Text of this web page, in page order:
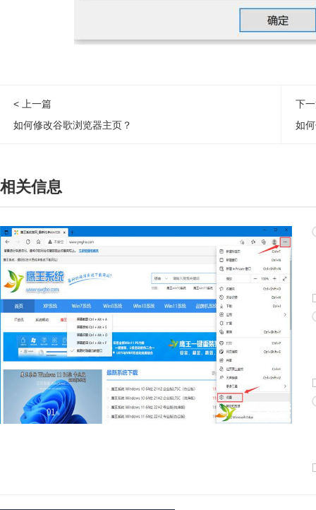
< 上一篇
如何修改谷歌浏览器主页？
下
如
相关信息